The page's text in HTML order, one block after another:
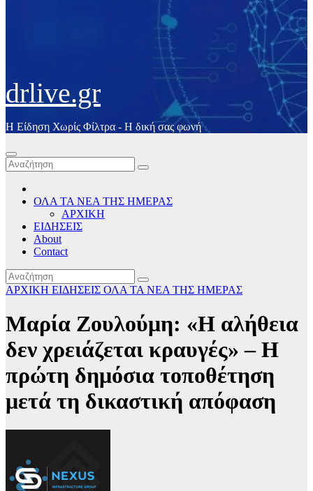
drlive.gr
Η Είδηση Χωρίς Φίλτρα - H δική σας φωνή
ΟΛΑ ΤΑ ΝΕΑ ΤΗΣ ΗΜΕΡΑΣ
ΑΡΧΙΚΗ
ΕΙΔΗΣΕΙΣ
About
Contact
ΑΡΧΙΚΗ ΕΙΔΗΣΕΙΣ ΟΛΑ ΤΑ ΝΕΑ ΤΗΣ ΗΜΕΡΑΣ
Μαρία Ζουλούμη: «Η αλήθεια
δεν χρειάζεται κραυγές» – Η
πρώτη δημόσια τοποθέτηση
μετά τη δικαστική απόφαση